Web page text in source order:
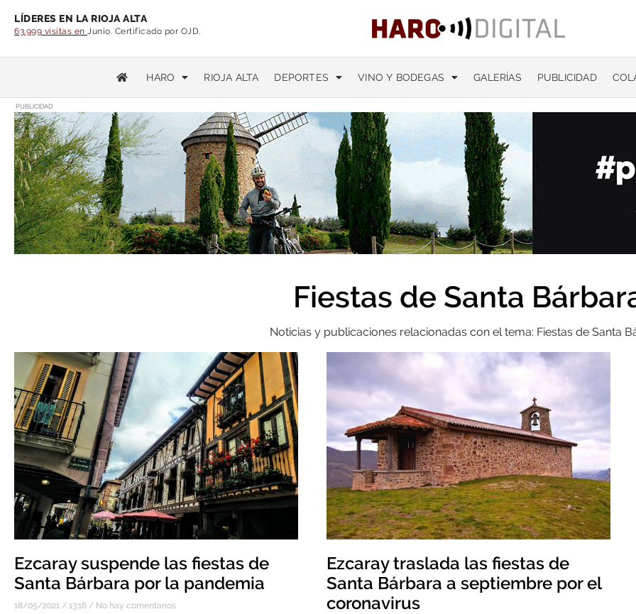
LÍDERES EN LA RIOJA ALTA
63.999 visitas en Junio. Certificado por OJD.
HARO RIOJA ALTA DEPORTES VINO Y BODEGAS GALERÍAS PUBLICIDAD
PUBLICIDAD
Fiestas de Santa
Noticias y publicaciones relacionadas con el tema: Fiestas de Santa
Ezcaray suspende las fiestas de
Santa Bárbara por la pandemia
18/05/2021 13:16 No hay comentarios
Ezcaray traslada las fiestas de
Santa Bárbara a septiembre por el
coronavirus